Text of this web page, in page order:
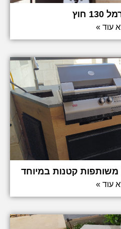
חוץ
עוד »
קטנות במיוחד
עוד »